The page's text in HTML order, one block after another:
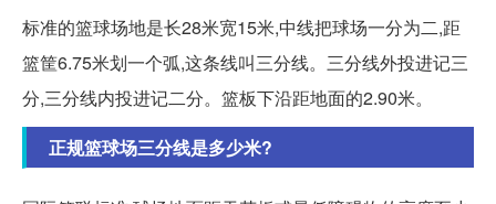
标准的篮球场地是长28米宽15米,中线把球场一分为二,距
篮筐6.75米划一个弧,这条线叫三分线。三分线外投进记三
分,三分线内投进记二分。篮板下沿距地面的2.90米。
正规篮球场三分线是多少米?